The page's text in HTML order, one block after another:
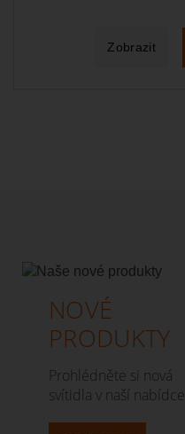
Zobrazit
NOVÉ
PRODUKTY
Prohlédněte si nová
svítidla v naší nabídce.